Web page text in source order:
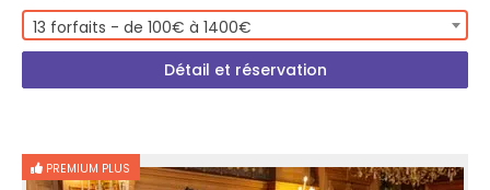
13 forfaits - de 100€ à 1400€
Détail et réservation
PREMIUM PLUS